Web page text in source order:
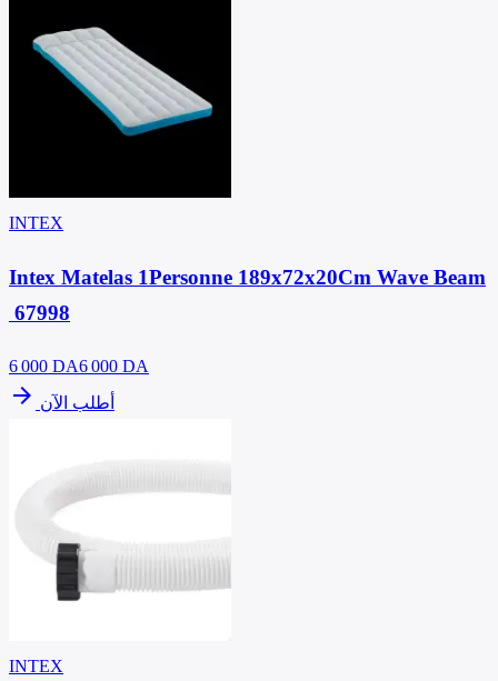
INTEX
Intex Matelas 1Personne 189x72x20Cm Wave Beam
67998
6 000 DA6 000 DA
arrow_forward أطلب الآن
INTEX